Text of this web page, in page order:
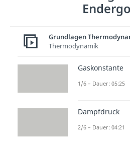
Hier
und
Grundlagen
Thermodynamik
Gaskonstante
1/6 – Dauer: 05:25
Dampfdruck
2/6 – Dauer: 04:21